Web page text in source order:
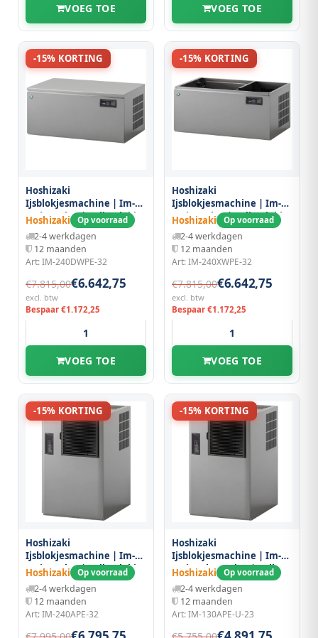
VOEG TOE VOEG TOE
-15% KORTING
Hoshizaki
Ijsblokjesmachine | Im-
serie (cube) | Volle Blokjes
(31g) | 190kg/24u | Zonder
Bunker | Watergekoeld |
Stapelbaar |
1084x700x500(h)mm
Hoshizaki Op voorraad
2-4 werkdagen
12 maanden
Art: IM-240DWPE-32
€7.815,00€6.642,75
excl. btw
Bespaar €1.172,25
VOEG TOE
-15% KORTING
Hoshizaki
Ijsblokjesmachine | Im-
serie (cube) | Volle Blokjes
(31g) | 190kg/24u | Zonder
Bunker | Watergekoeld |
Stapelbaar |
1084x700x500(h)mm
Hoshizaki Op voorraad
2-4 werkdagen
12 maanden
Art: IM-240XWPE-32
€7.815,00€6.642,75
excl. btw
Bespaar €1.172,25
VOEG TOE
-15% KORTING
Hoshizaki
Ijsblokjesmachine | Im-
serie (cube) | Volle Blokjes
(31g) | 220kg/24u | Zonder
Bunker | Luchtgekoeld |
560x700x880(h)mm
Hoshizaki Op voorraad
2-4 werkdagen
12 maanden
Art: IM-240APE-32
-15% KORTING
Hoshizaki
Ijsblokjesmachine | Im-
serie (ultracube) | Volle
Blokjes (17g) | 100kg/24u |
Zonder Bunker |
Luchtgekoeld |
560x700x880(h)mm
Hoshizaki Op voorraad
2-4 werkdagen
12 maanden
Art: IM-130APE-U-23